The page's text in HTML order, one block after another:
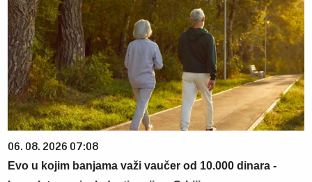
06. 08. 2026 07:08
Evo u kojim banjama važi vaučer od 10.000 dinara -